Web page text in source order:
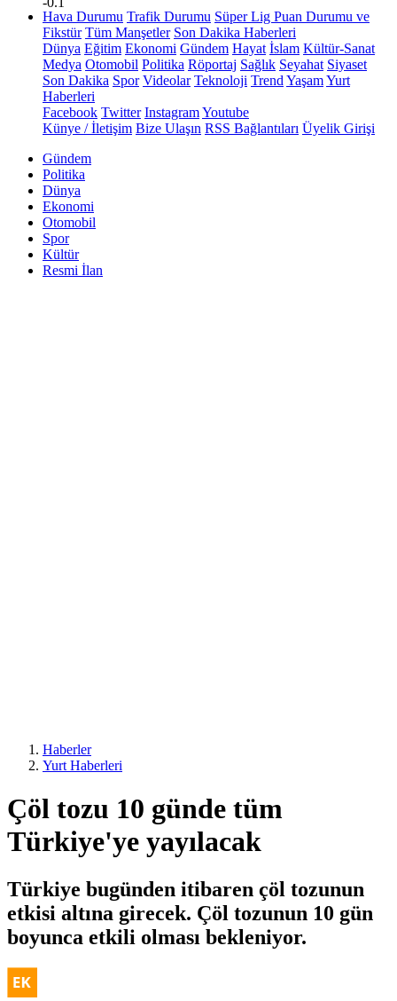
Hava Durumu Trafik Durumu Süper Lig Puan Durumu ve
Fikstür Tüm Manşetler Son Dakika Haberleri
Dünya Eğitim Ekonomi Gündem Hayat İslam Kültür-Sanat
Medya Otomobil Politika Röportaj Sağlık Seyahat Siyaset
Son Dakika Spor Videolar Teknoloji Trend YaşamYurt
Haberleri
Facebook Twitter InstagramYoutube
Künye / İletişim Bize Ulaşın RSS Bağlantıları Üyelik Girişi
Gündem
Politika
Dünya
Ekonomi
Otomobil
Spor
Kültür
Resmi İlan
Haberler
Yurt Haberleri
Çöl tozu 10 günde tüm
Türkiye'ye yayılacak
Türkiye bugünden itibaren çöl tozunun
etkisi altına girecek. Çöl tozunun 10 gün
boyunca etkili olması bekleniyor.